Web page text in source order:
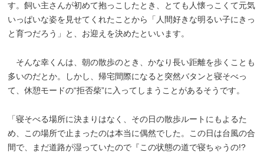
す。飼い主さんが初めて抱っこしたとき、とても人懐っこくて元気
いっぱいな姿を見せてくれたことから「人間好きな明るい子にきっ
と育つだろう」と、お迎えを決めたといいます。
そんな幸くんは、朝の散歩のとき、かなり長い距離を歩くことも
多いのだとか。しかし、帰宅間際になると突然バタンと寝そべっ
て、休憩モードの“拒否柴”に入ってしまうことがあるそうです。
「寝そべる場所に決まりはなく、その日の散歩ルートにもよるた
め、この場所で止まったのは本当に偶然でした。この日は台風の合
間で、まだ道路が湿っていたので『この状態の道で寝ちゃうの!?